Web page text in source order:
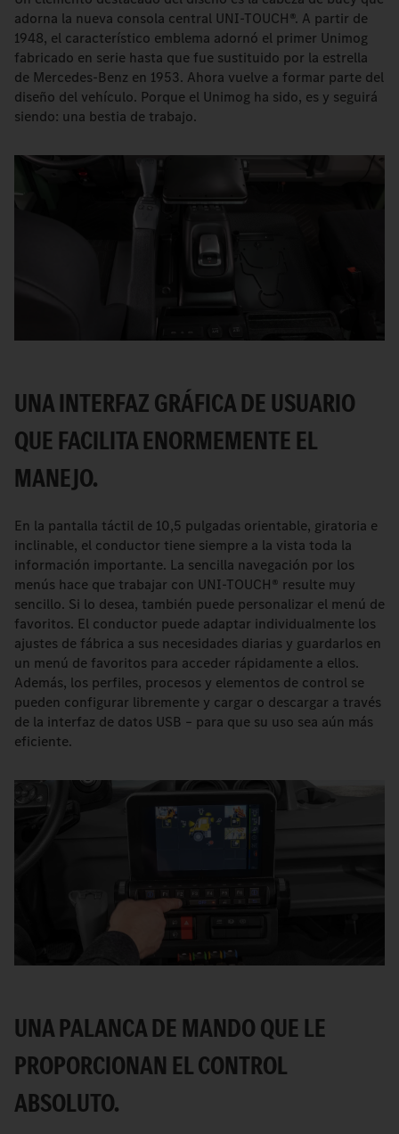
adorna la nueva consola central UNI-TOUCH®. A partir de
1948, el característico emblema adornó el primer Unimog
fabricado en serie hasta que fue sustituido por la estrella
de Mercedes-Benz en 1953. Ahora vuelve a formar parte del
diseño del vehículo. Porque el Unimog ha sido, es y seguirá
siendo: una bestia de trabajo.
UNA INTERFAZ GRÁFICA DE USUARIO
QUE FACILITA ENORMEMENTE EL
MANEJO.
En la pantalla táctil de 10,5 pulgadas orientable, giratoria e
inclinable, el conductor tiene siempre a la vista toda la
información importante. La sencilla navegación por los
menús hace que trabajar con UNI-TOUCH® resulte muy
sencillo. Si lo desea, también puede personalizar el menú de
favoritos. El conductor puede adaptar individualmente los
ajustes de fábrica a sus necesidades diarias y guardarlos en
un menú de favoritos para acceder rápidamente a ellos.
Además, los perfiles, procesos y elementos de control se
pueden configurar libremente y cargar o descargar a través
de la interfaz de datos USB – para que su uso sea aún más
eficiente.
UNA PALANCA DE MANDO QUE LE
PROPORCIONAN EL CONTROL
ABSOLUTO.